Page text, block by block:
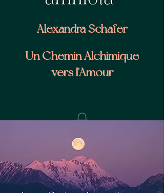
Alexandra Schafer
Un Chemin Alchimique
vers l'Amour